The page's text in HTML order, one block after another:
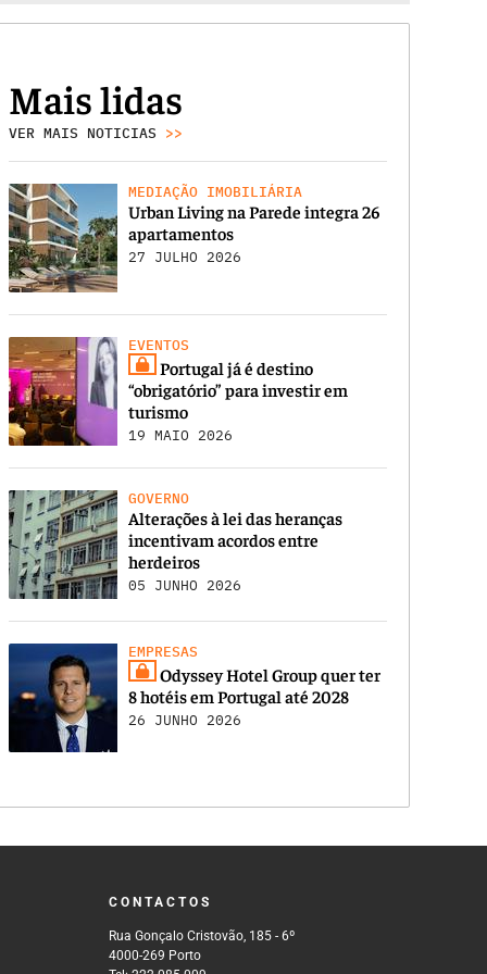
Mais lidas
VER MAIS NOTICIAS >>
MEDIAÇÃO IMOBILIÁRIA
Urban Living na Parede integra 26
apartamentos
27 JULHO 2026
EVENTOS
Portugal já é destino
“obrigatório” para investir em
turismo
19 MAIO 2026
GOVERNO
Alterações à lei das heranças
incentivam acordos entre
herdeiros
05 JUNHO 2026
EMPRESAS
Odyssey Hotel Group quer ter
8 hotéis em Portugal até 2028
26 JUNHO 2026
CONTACTOS
Rua Gonçalo Cristovão, 185 - 6º
4000-269 Porto